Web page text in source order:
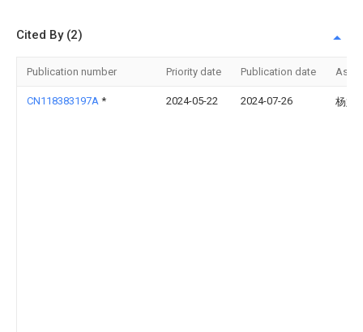
Cited By (2)
Publication number Priority date Publication date
CN118383197A * 2024-05-22 2024-07-26 杨婧